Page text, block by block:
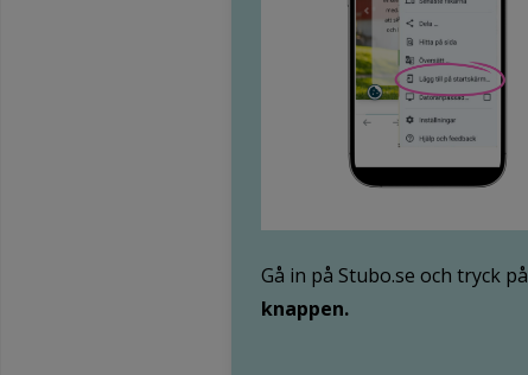
Gå in på Stubo.se och tryck på
knappen.